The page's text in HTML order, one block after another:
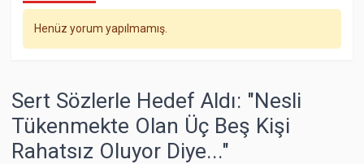
Henüz yorum yapılmamış.
Sert Sözlerle Hedef Aldı: "Nesli
Tükenmekte Olan Üç Beş Kişi
Rahatsız Oluyor Diye..."